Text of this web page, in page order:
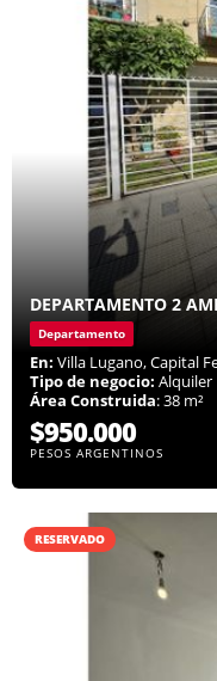
DEPARTAMENTO 2
Departamento
En: Villa Lugano, Capital
Tipo de negocio: Alquiler
Área Construida: 38 m²
$950.000
PESOS ARGENTINOS
RESERVADO